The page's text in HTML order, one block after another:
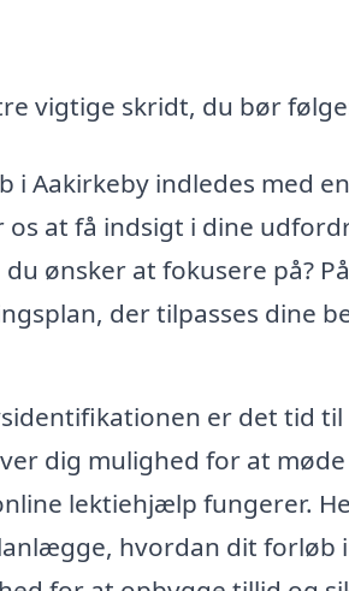
vigtige skridt, du bør
Aakirkeby indledes med en
at få indsigt i dine
ønsker at fokusere på? På
der tilpasses dine
er det tid til
dig mulighed for at
lektiehjælp fungerer.
hvordan dit forløb i